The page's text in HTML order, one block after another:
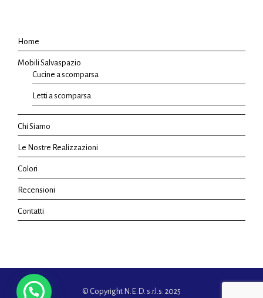
Home
Mobili Salvaspazio
Cucine a scomparsa
Letti a scomparsa
Chi Siamo
Le Nostre Realizzazioni
Colori
Recensioni
Contatti
© Copyright N.E.D. s.r.l.s. 2025